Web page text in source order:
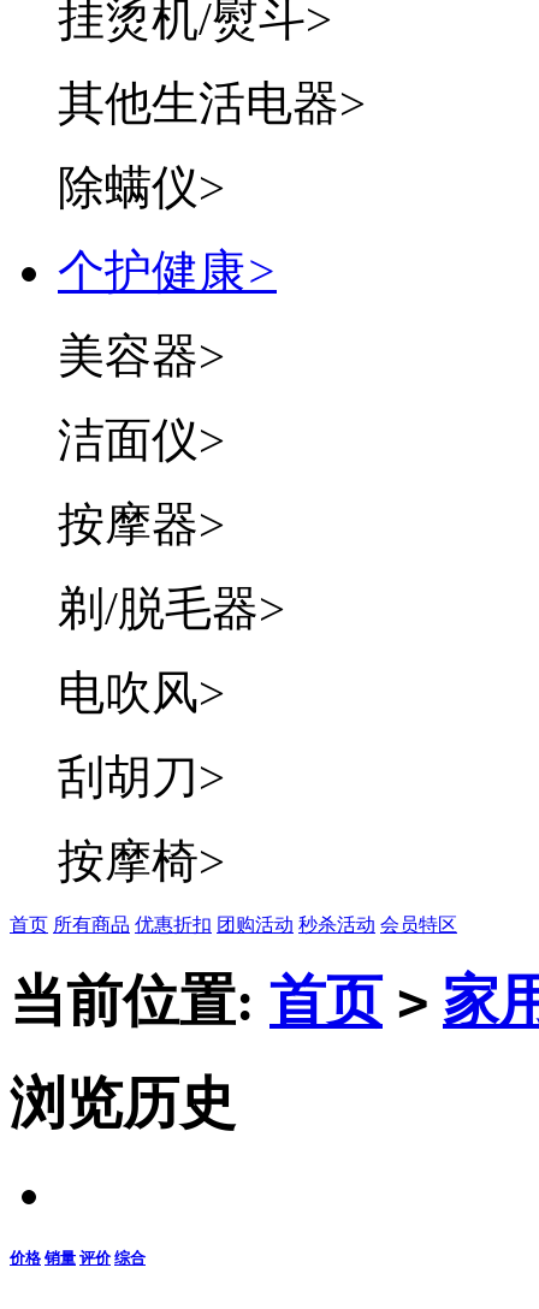
挂烫机/熨斗>
其他生活电器>
除螨仪>
个护健康>
美容器>
洁面仪>
按摩器>
剃/脱毛器>
电吹风>
刮胡刀>
按摩椅>
首页 所有商品 优惠折扣 团购活动 秒杀活动 会员特区
当前位置: 首页 > 家
浏览历史
价格 销量 评价 综合